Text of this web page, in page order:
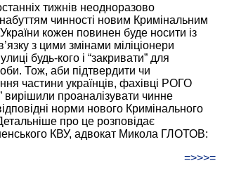
тижнів неодноразово
чинності новим Кримінальним
кожен повинен буде носити із
з цими змінами міліціонери
будь-кого і “закривати” для
Тож, аби підтвердити чи
частини українців, фахівці РОГО
вирішили проаналізувати чинне
норми нового Кримінального
про це розповідає
КВУ, адвокат Микола ГЛОТОВ:
=>>>=